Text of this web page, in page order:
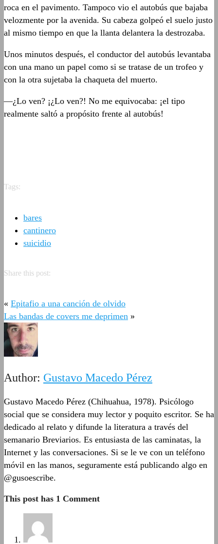
roca en el pavimento. Tampoco vio el autobús que bajaba
velozmente por la avenida. Su cabeza golpeó el suelo justo
al mismo tiempo en que la llanta delantera la destrozaba.
Unos minutos después, el conductor del autobús levantaba
con una mano un papel como si se tratase de un trofeo y
con la otra sujetaba la chaqueta del muerto.
—¿Lo ven? ¡¿Lo ven?! No me equivocaba: ¡el tipo
realmente saltó a propósito frente al autobús!
Tags:
bares
cantinero
suicidio
Share this post:
« Epitafio a una canción de olvido
Las bandas de covers me deprimen »
Author: Gustavo Macedo Pérez
Gustavo Macedo Pérez (Chihuahua, 1978). Psicólogo
social que se considera muy lector y poquito escritor. Se ha
dedicado al relato y difunde la literatura a través del
semanario Breviarios. Es entusiasta de las caminatas, la
Internet y las conversaciones. Si se le ve con un teléfono
móvil en las manos, seguramente está publicando algo en
@gusoescribe.
This post has 1 Comment